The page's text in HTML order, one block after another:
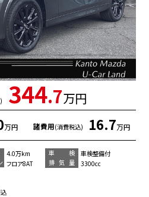
344.7万円
万円 諸費用(消費税込) 16.7万円
4.0万km 車 検
車検整備付
フロア8AT 排気量
3300cc